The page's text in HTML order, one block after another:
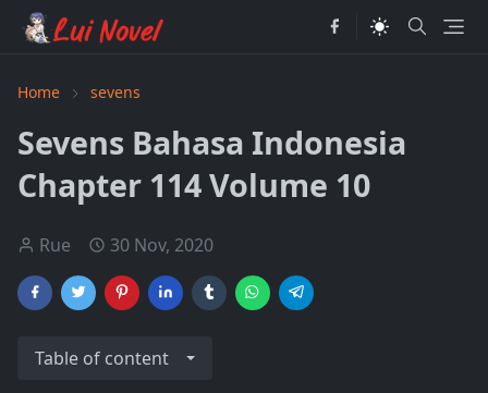
Home sevens
Sevens Bahasa Indonesia
Chapter 114 Volume 10
Rue 30 Nov, 2020
Table of content